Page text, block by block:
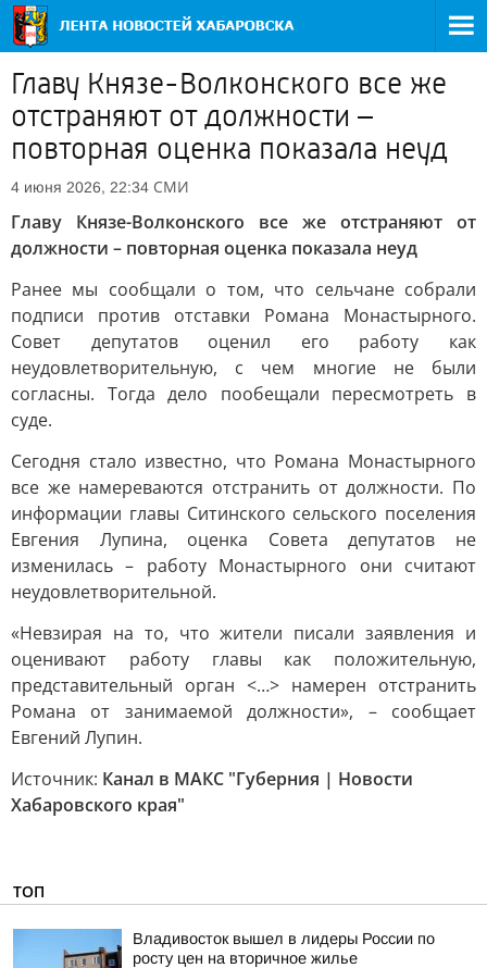
Главу Князе-Волконского все же
отстраняют от должности –
повторная оценка показала неуд
4 июня 2026, 22:34 СМИ
Главу Князе-Волконского все же отстраняют от
должности – повторная оценка показала неуд
Ранее мы сообщали о том, что сельчане собрали
подписи против отставки Романа Монастырного.
Совет депутатов оценил его работу как
неудовлетворительную, с чем многие не были
согласны. Тогда дело пообещали пересмотреть в
суде.
Сегодня стало известно, что Романа Монастырного
все же намереваются отстранить от должности. По
информации главы Ситинского сельского поселения
Евгения Лупина, оценка Совета депутатов не
изменилась – работу Монастырного они считают
неудовлетворительной.
«Невзирая на то, что жители писали заявления и
оценивают работу главы как положительную,
представительный орган <…> намерен отстранить
Романа от занимаемой должности», – сообщает
Евгений Лупин.
Источник: Канал в МАКС "Губерния | Новости
Хабаровского края"
ТОП
Владивосток вышел в лидеры России по
росту цен на вторичное жилье